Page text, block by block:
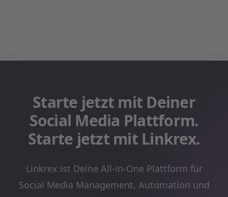
Starte jetzt mit Deiner
Social Media Plattform.
Starte jetzt mit Linkrex.
Linkrex ist Deine All-in-One Plattform für
Social Media Management, Automation und